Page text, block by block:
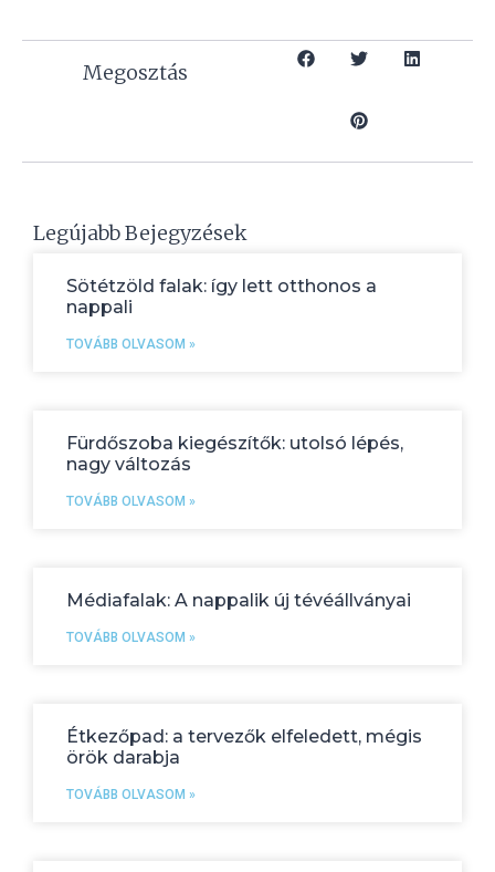
Megosztás
Legújabb Bejegyzések
Sötétzöld falak: így lett otthonos a
nappali
TOVÁBB OLVASOM »
Fürdőszoba kiegészítők: utolsó lépés,
nagy változás
TOVÁBB OLVASOM »
Médiafalak: A nappalik új tévéállványai
TOVÁBB OLVASOM »
Étkezőpad: a tervezők elfeledett, mégis
örök darabja
TOVÁBB OLVASOM »